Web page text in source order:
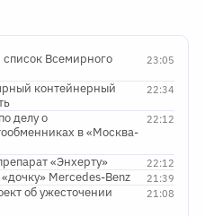
23:05
Всемирного
22:34
контейнерный
22:12
делу о
в «Москва-
22:12
«Энхерту»
21:39
Mercedes-Benz
21:08
об ужесточении